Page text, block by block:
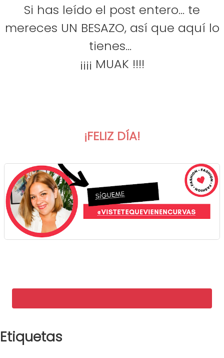
Si has leído el post entero... te
mereces UN BESAZO, así que aquí lo
tienes...
¡¡¡¡ MUAK !!!!
¡FELIZ DÍA!
Etiquetas